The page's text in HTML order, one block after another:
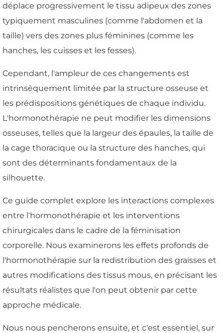
déplace progressivement le tissu adipeux des zones
typiquement masculines (comme l'abdomen et la
taille) vers des zones plus féminines (comme les
hanches, les cuisses et les fesses).
Cependant, l'ampleur de ces changements est
intrinsèquement limitée par la structure osseuse et
les prédispositions génétiques de chaque individu.
L'hormonothérapie ne peut modifier les dimensions
osseuses, telles que la largeur des épaules, la taille de
la cage thoracique ou la structure des hanches, qui
sont des déterminants fondamentaux de la
silhouette.
Ce guide complet explore les interactions complexes
entre l'hormonothérapie et les interventions
chirurgicales dans le cadre de la féminisation
corporelle. Nous examinerons les effets profonds de
l'hormonothérapie sur la redistribution des graisses et
autres modifications des tissus mous, en précisant les
résultats réalistes que l'on peut obtenir par cette
approche médicale.
Nous nous pencherons ensuite, et c'est essentiel, sur